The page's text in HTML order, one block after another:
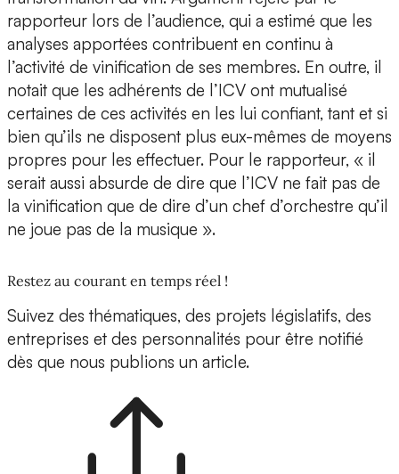
rapporteur lors de l’audience, qui a estimé que les
analyses apportées contribuent en continu à
l’activité de vinification de ses membres. En outre, il
notait que les adhérents de l’ICV ont mutualisé
certaines de ces activités en les lui confiant, tant et si
bien qu’ils ne disposent plus eux-mêmes de moyens
propres pour les effectuer. Pour le rapporteur, « il
serait aussi absurde de dire que l’ICV ne fait pas de
la vinification que de dire d’un chef d’orchestre qu’il
ne joue pas de la musique ».
Restez au courant en temps réel !
Suivez des thématiques, des projets législatifs, des
entreprises et des personnalités pour être notifié
dès que nous publions un article.